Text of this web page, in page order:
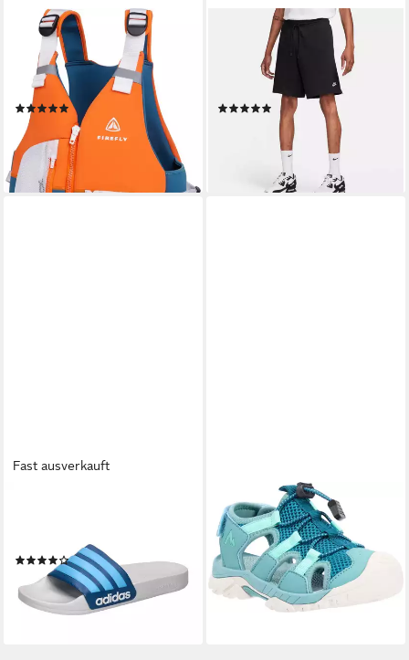
FIREFLY
Schwimmweste Ux.-
Schwimmhilfe Swim Vest SUP
BLACK/ANTHRACITE
(5)
ab 54,99 €
lieferbar - in 2-3 Werktagen bei dir
NIKE SPORTSWEAR
Shorts Nike Club Men's Knit
Shorts mit Eingrifftaschen,
aus gestrickter Baumwolle
(10)
lieferbar - in 2-3 Werktagen bei dir
+3
Fast ausverkauft
Adilette Shower Badeschuh
(1103)
28,00 €
lieferbar - in 2-3 Werktagen bei dir
MCKINLEY
Nevada J Outdoorsandale
29,99 €
lieferbar - in 2-3 Werktagen bei dir